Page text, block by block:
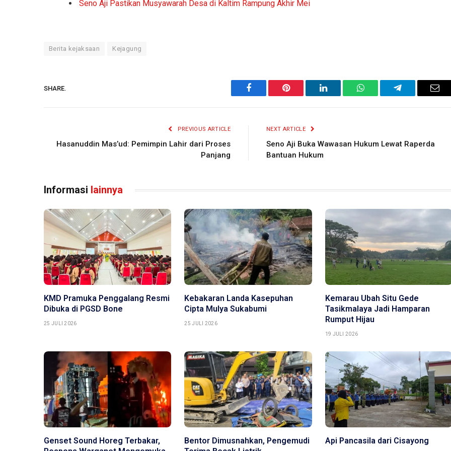
Seno Aji Pastikan Musyawarah Desa di Kaltim Rampung Akhir Mei
Berita kejaksaan Kejagung
SHARE.
Facebook Pinterest LinkedIn WhatsAppTelegram
PREVIOUS ARTICLE
Hasanuddin Mas’ud: Pemimpin Lahir dari Proses
Panjang
NEXT ARTICLE
Seno Aji Buka Wawasan Hukum Lewat Raperda
Bantuan Hukum
Informasi lainnya
KMD Pramuka Penggalang Resmi
Dibuka di PGSD Bone
25 JULI 2026
Kebakaran Landa Kasepuhan
Cipta Mulya Sukabumi
25 JULI 2026
Kemarau Ubah Situ Gede
Tasikmalaya Jadi Hamparan
Rumput Hijau
19 JULI 2026
Genset Sound Horeg Terbakar,
Bentor Dimusnahkan, Pengemudi
Api Pancasila dari Cisayong